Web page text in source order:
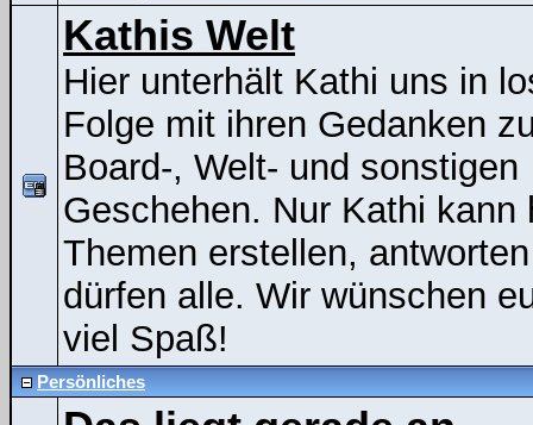
Kathis Welt
Hier unterhält Kathi uns in
Folge mit ihren Gedanken
Board-, Welt- und sonstigen
Geschehen. Nur Kathi kann
Themen erstellen, antworten
dürfen alle. Wir wünschen
viel Spaß!
Persönliches